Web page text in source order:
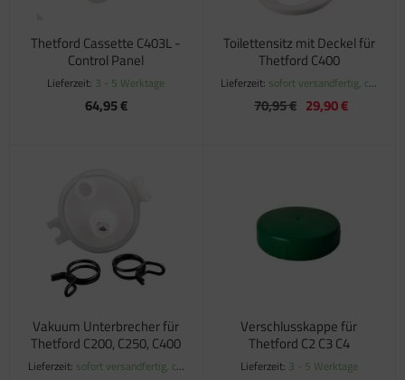
Thetford Cassette C403L -
Control Panel
Lieferzeit: 3 - 5 Werktage
64,95 €
Toilettensitz mit Deckel für
Thetford C400
Lieferzeit: sofort versandfertig, ca.
1-3 Werktage
70,95 € 29,90 €
Vakuum Unterbrecher für
Thetford C200, C250, C400
Lieferzeit: sofort versandfertig, ca.
Verschlusskappe für
Thetford C2 C3 C4
Lieferzeit: 3 - 5 Werktage